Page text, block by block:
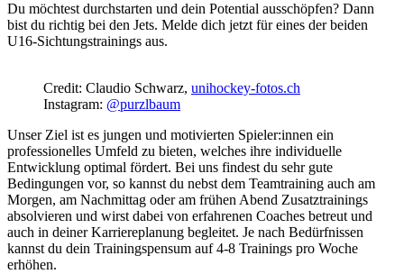
Du möchtest durchstarten und dein Potential ausschöpfen? Dann
bist du richtig bei den Jets. Melde dich jetzt für eines der beiden
U16-Sichtungstrainings aus.
Credit: Claudio Schwarz, unihockey-fotos.ch
Instagram: @purzlbaum
Unser Ziel ist es jungen und motivierten Spieler:innen ein
professionelles Umfeld zu bieten, welches ihre individuelle
Entwicklung optimal fördert. Bei uns findest du sehr gute
Bedingungen vor, so kannst du nebst dem Teamtraining auch am
Morgen, am Nachmittag oder am frühen Abend Zusatztrainings
absolvieren und wirst dabei von erfahrenen Coaches betreut und
auch in deiner Karriereplanung begleitet. Je nach Bedürfnissen
kannst du dein Trainingspensum auf 4-8 Trainings pro Woche
erhöhen.